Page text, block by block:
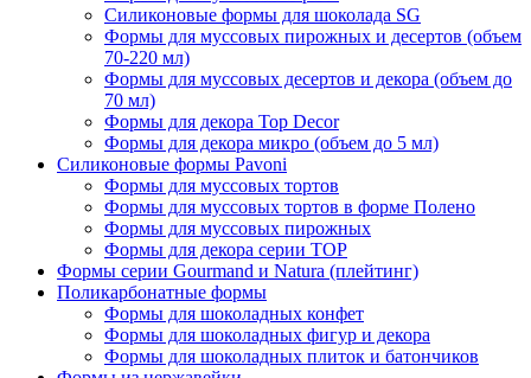
Силиконовые формы для шоколада SG
Формы для муссовых пирожных и десертов (объем
70-220 мл)
Формы для муссовых десертов и декора (объем до
70 мл)
Формы для декора Top Decor
Формы для декора микро (объем до 5 мл)
Силиконовые формы Pavoni
Формы для муссовых тортов
Формы для муссовых тортов в форме Полено
Формы для муссовых пирожных
Формы для декора серии TOP
Формы серии Gourmand и Natura (плейтинг)
Поликарбонатные формы
Формы для шоколадных конфет
Формы для шоколадных фигур и декора
Формы для шоколадных плиток и батончиков